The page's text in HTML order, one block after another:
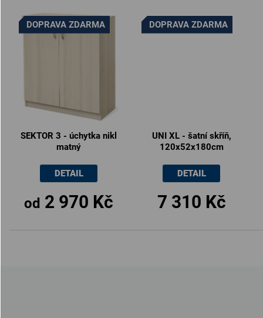
DOPRAVA ZDARMA
SEKTOR 3 - úchytka nikl
matný
od 2 970 Kč
DETAIL
DOPRAVA ZDARMA
UNI XL - šatní skříň,
120x52x180cm
7 310 Kč
DETAIL